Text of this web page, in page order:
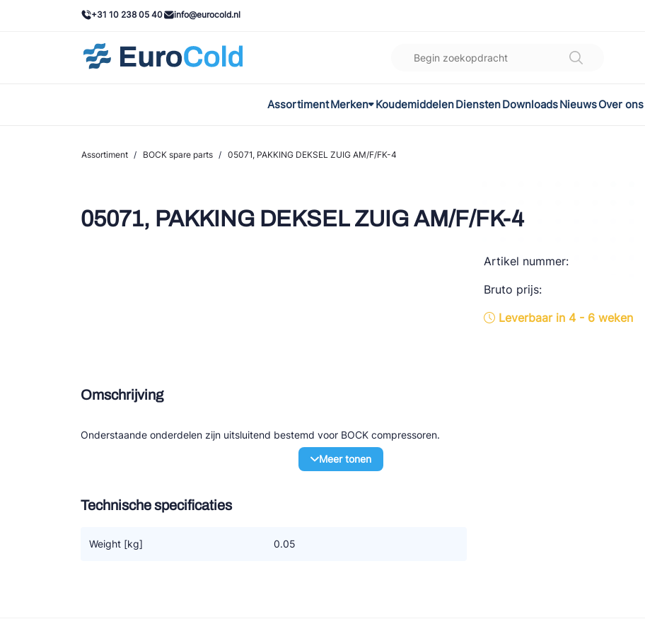
+31 10 238 05 40 info@eurocold.nl
AssortimentMerken
Castel
AWA
KoudemiddelenDienstenDownloadsNieuwsOver ons
Assortiment / BOCK spare parts / 05071, PAKKING DEKSEL ZUIG AM/F/FK-4
05071, PAKKING DEKSEL ZUIG AM/F/FK-4
Artikel nummer:
Bruto prijs:
Leverbaar in 4 - 6 weken
Omschrijving
Onderstaande onderdelen zijn uitsluitend bestemd voor BOCK compressoren.
Meer tonen
Technische specificaties
Weight [kg] 0.05